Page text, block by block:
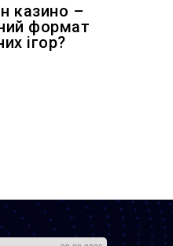
казино –
формат
ігор?